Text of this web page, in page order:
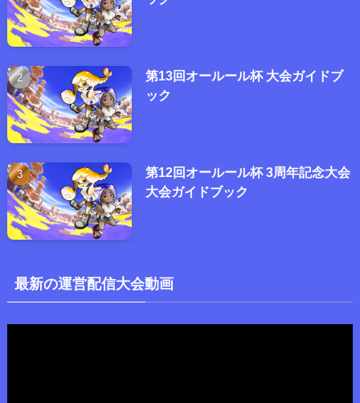
第13回オールール杯 大会ガイドブ
ック
第12回オールール杯 3周年記念大会
大会ガイドブック
最新の運営配信大会動画